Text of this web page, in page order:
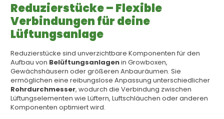
Reduzierstücke – Flexible
Verbindungen für deine
Lüftungsanlage
Reduzierstücke sind unverzichtbare Komponenten für den
Aufbau von Belüftungsanlagenin Growboxen,
Gewächshäusern oder größeren Anbauräumen. Sie
ermöglichen eine reibungslose Anpassung unterschiedlicher
Rohrdurchmesser, wodurch die Verbindung zwischen
Lüftungselementen wie Lüftern, Luftschläuchen oder anderen
Komponenten optimiert wird.